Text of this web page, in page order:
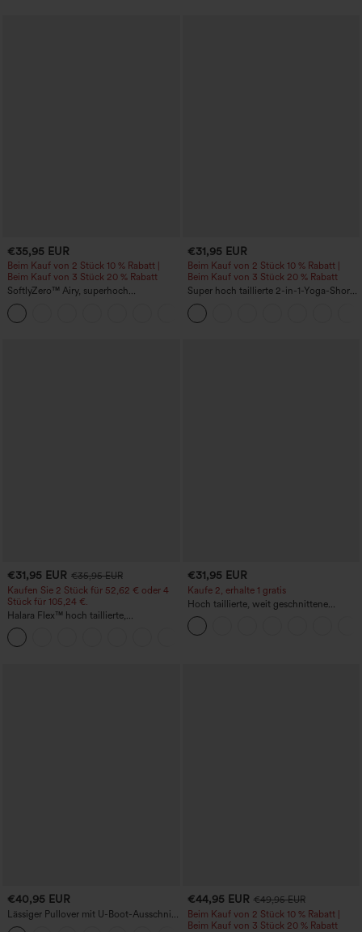
€35,95 EUR
Beim Kauf von 2 Stück 10 % Rabatt |
Beim Kauf von 3 Stück 20 % Rabatt
SoftlyZero™ Airy, superhoch
geschnittene 2-in-1 InstantCool Yoga-
Shorts 7" mit Taschen
€31,95 EUR
Beim Kauf von 2 Stück 10 % Rabatt |
Beim Kauf von 3 Stück 20 % Rabatt
Super hoch taillierte 2-in-1-Yoga-Shorts
mit Gesäßtasche und Seitentasche-
längere Länge
€31,95 EUR €35,95 EUR
Kaufen Sie 2 Stück für 52,62 € oder 4
Stück für 105,24 €.
Halara Flex™ hoch taillierte,
figurformende Arbeitshose, die die Taille
schmaler wirken lässt, mit Taschen,
weitem Bein und Mikro-Waffelstruktur
€31,95 EUR
Kaufe 2, erhalte 1 gratis
Hoch taillierte, weit geschnittene
Freizeithose aus Leinenmischung mit
Kordelzug und Taschen
€40,95 EUR
Lässiger Pullover mit U-Boot-Ausschnitt
und Fledermausärmeln.
€44,95 EUR €49,95 EUR
Beim Kauf von 2 Stück 10 % Rabatt |
Beim Kauf von 3 Stück 20 % Rabatt